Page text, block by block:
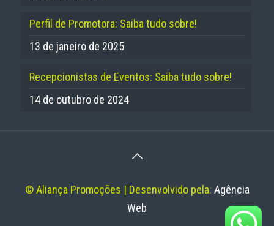
Perfil de Promotora: Saiba tudo sobre!
13 de janeiro de 2025
Recepcionistas de Eventos: Saiba tudo sobre!
14 de outubro de 2024
© Aliança Promoções | Desenvolvido pela: Agência
Web